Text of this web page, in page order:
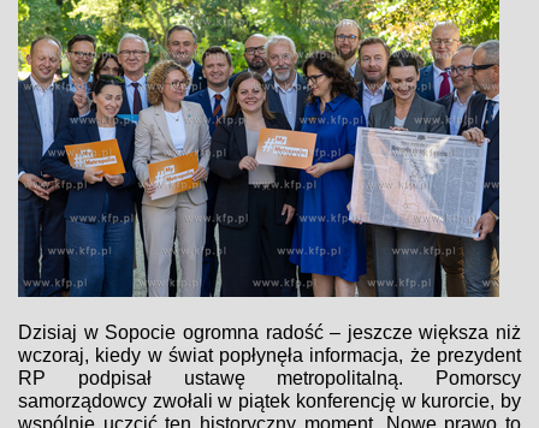
Dzisiaj w Sopocie ogromna radość – jeszcze większa niż
wczoraj, kiedy w świat popłynęła informacja, że prezydent
RP podpisał ustawę metropolitalną. Pomorscy
samorządowcy zwołali w piątek konferencję w kurorcie, by
wspólnie uczcić ten historyczny moment. Nowe prawo to